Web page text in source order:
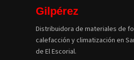
Gilpérez
Distribuidora de materiales de
calefacción y climatización en
de El Escorial.